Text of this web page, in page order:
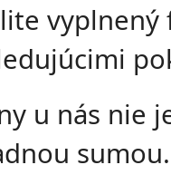
u nás nie
sumou.